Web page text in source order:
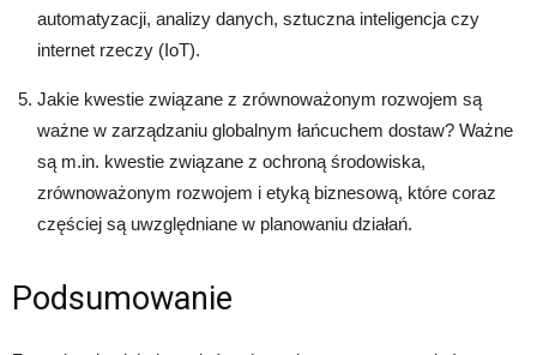
automatyzacji, analizy danych, sztuczna inteligencja czy
internet rzeczy (IoT).
Jakie kwestie związane z zrównoważonym rozwojem są
ważne w zarządzaniu globalnym łańcuchem dostaw? Ważne
są m.in. kwestie związane z ochroną środowiska,
zrównoważonym rozwojem i etyką biznesową, które coraz
częściej są uwzględniane w planowaniu działań.
Podsumowanie